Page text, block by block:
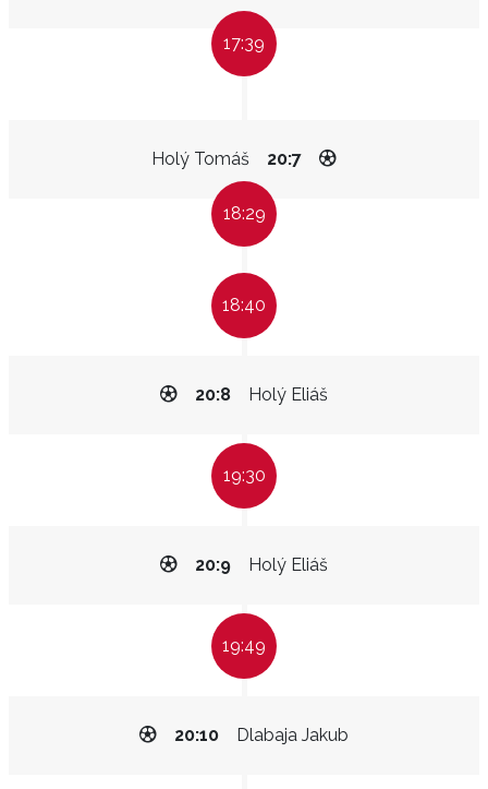
17:39
Holý Tomáš 20:7
18:29
18:40
Holý Eliáš
20:8
19:30
Holý Eliáš
20:9
19:49
Dlabaja Jakub
20:10